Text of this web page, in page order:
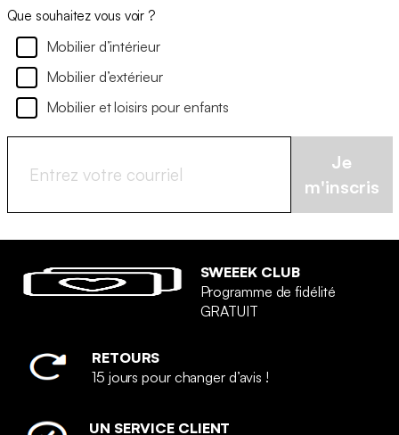
Que souhaitez vous voir ?
Mobilier d’intérieur
Mobilier d’extérieur
Mobilier et loisirs pour enfants
Je
m'inscris
SWEEEK CLUB
Programme de fidélité
GRATUIT
RETOURS
15 jours pour changer d’avis !
UN SERVICE CLIENT